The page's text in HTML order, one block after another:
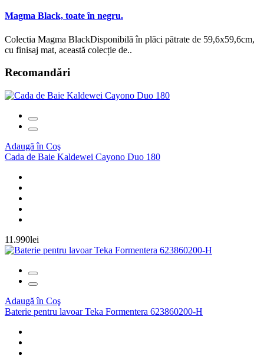
Magma Black, toate în negru.
Colectia Magma BlackDisponibilă în plăci pătrate de 59,6x59,6cm,
cu finisaj mat, această colecție de..
Recomandări
Adaugă în Coş
Cada de Baie Kaldewei Cayono Duo 180
11.990lei
Adaugă în Coş
Baterie pentru lavoar Teka Formentera 623860200-H